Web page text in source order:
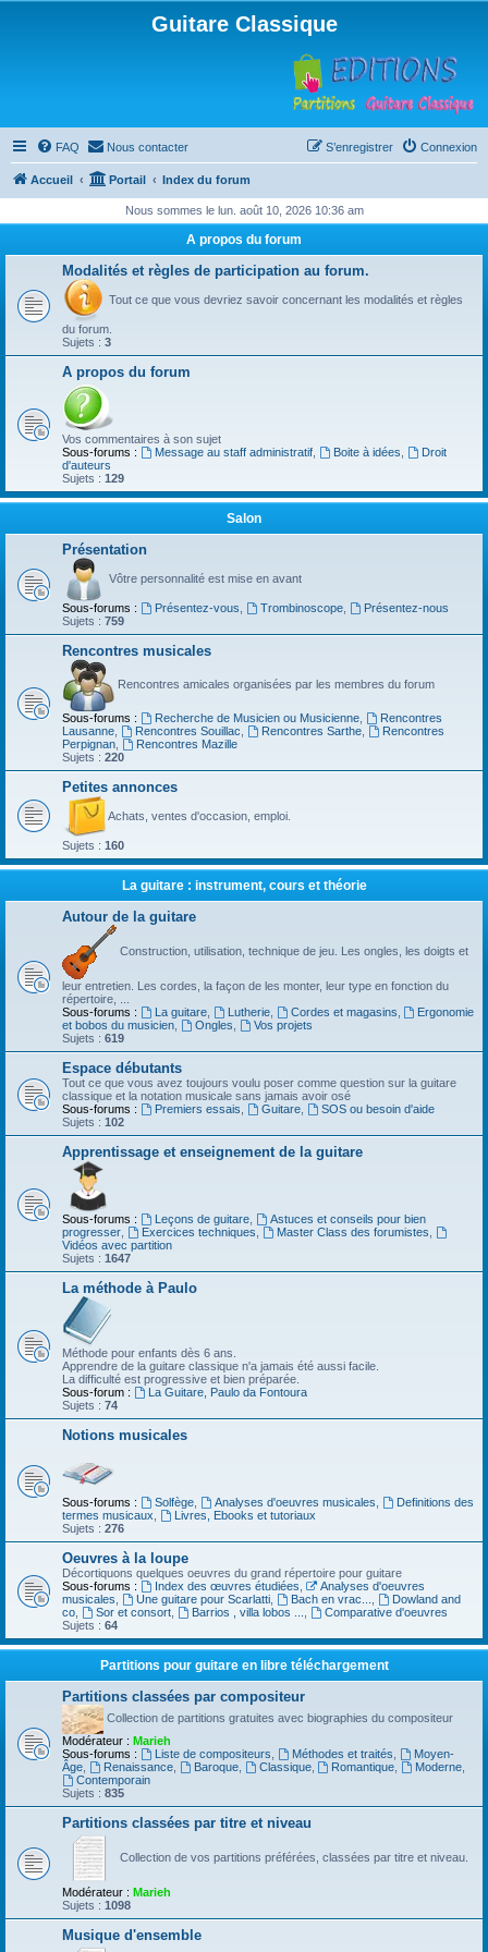
Guitare Classique
FAQ Nous contacter Connexion
S’enregistrer
Accueil Portail Index du forum
Nous sommes le lun. août 10, 2026 10:36 am
A propos du forum
Modalités et règles de participation au forum.
Tout ce que vous devriez savoir concernant les modalités et règles
du forum.
Sujets : 3
A propos du forum
Vos commentaires à son sujet
Sous-forums :
Message au staff administratif, Boite à idées
Droit
d'auteurs
Sujets : 129
Salon
Présentation
Vôtre personnalité est mise en avant
Sous-forums : Présentez-vous Trombinoscope,
Présentez-nous
Sujets : 759
Rencontres musicales
Rencontres amicales organisées par les membres du forum
Sous-forums : Recherche de Musicien ou Musicienne,
Rencontres
Lausanne
Rencontres Souillac Rencontres Sarthe,
Rencontres
Perpignan
Rencontres Mazille
Sujets : 220
Petites annonces
Achats, ventes d'occasion, emploi.
Sujets : 160
La guitare : instrument, cours et théorie
Autour de la guitare
Construction, utilisation, technique de jeu. Les ongles, les doigts et
leur entretien. Les cordes, la façon de les monter, leur type en fonction du
répertoire, ...
Sous-forums :
La guitare, Lutherie, Cordes et magasins
Ergonomie
et bobos du musicien
Ongles
Vos projets
Sujets : 619
Espace débutants
Tout ce que vous avez toujours voulu poser comme question sur la guitare
classique et la notation musicale sans jamais avoir osé
Sous-forums :
Premiers essais Guitare,
SOS ou besoin d'aide
Sujets : 102
Apprentissage et enseignement de la guitare
Sous-forums : Leçons de guitare,
Astuces et conseils pour bien
progresser
Exercices techniques Master Class des forumistes
Vidéos avec partition
Sujets : 1647
La méthode à Paulo
Méthode pour enfants dès 6 ans.
Apprendre de la guitare classique n'a jamais été aussi facile.
La difficulté est progressive et bien préparée.
Sous-forum :
La Guitare, Paulo da Fontoura
Sujets : 74
Notions musicales
Sous-forums : Solfège, Analyses d'oeuvres musicales
Definitions des
termes musicaux
Livres, Ebooks et tutoriaux
Sujets : 276
Oeuvres à la loupe
Décortiquons quelques oeuvres du grand répertoire pour guitare
Sous-forums :
Index des œuvres étudiées
Analyses d'oeuvres
musicales
Une guitare pour Scarlatti, Bach en vrac...
Dowland and
co
Sor et consort, Barrios , villa lobos ...
Comparative d'oeuvres
Sujets : 64
Partitions pour guitare en libre téléchargement
Partitions classées par compositeur
Collection de partitions gratuites avec biographies du compositeur
Modérateur : Marieh
Sous-forums :
Liste de compositeurs Méthodes et traités
Moyen-
Âge
Renaissance, Baroque, Classique, Romantique Moderne
Contemporain
Sujets : 835
Partitions classées par titre et niveau
Collection de vos partitions préférées, classées par titre et niveau.
Modérateur : Marieh
Sujets : 1098
Musique d'ensemble